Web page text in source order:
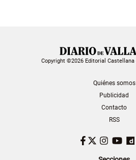
Copyright ©2026 Editorial Castellana
Quiénes somos
Publicidad
Contacto
RSS
Facebook
Twitter